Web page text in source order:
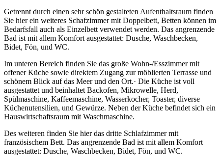
Getrennt durch einen sehr schön gestalteten Aufenthaltsraum finden
Sie hier ein weiteres Schafzimmer mit Doppelbett, Betten können im
Bedarfsfall auch als Einzelbett verwendet werden. Das angrenzende
Bad ist mit allem Komfort ausgestattet: Dusche, Waschbecken,
Bidet, Fön, und WC.
Im unteren Bereich finden Sie das große Wohn-/Esszimmer mit
offener Küche sowie direktem Zugang zur möblierten Terrasse und
schönem Blick auf das Meer und den Ort.· Die Küche ist voll
ausgestattet und beinhaltet Backofen, Mikrowelle, Herd,
Spülmaschine, Kaffeemaschine, Wasserkocher, Toaster, diverse
Küchenutensilien, und Gewürze. Neben der Küche befindet sich ein
Hauswirtschaftsraum mit Waschmaschine.
Des weiteren finden Sie hier das dritte Schlafzimmer mit
französischem Bett. Das angrenzende Bad ist mit allem Komfort
ausgestattet: Dusche, Waschbecken, Bidet, Fön, und WC.